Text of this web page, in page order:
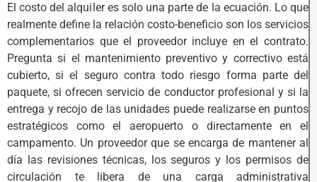
El costo del alquiler es solo una parte de la ecuación. Lo que
realmente define la relación costo-beneficio son los servicios
complementarios que el proveedor incluye en el contrato.
Pregunta si el mantenimiento preventivo y correctivo está
cubierto, si el seguro contra todo riesgo forma parte del
paquete, si ofrecen servicio de conductor profesional y si la
entrega y recojo de las unidades puede realizarse en puntos
estratégicos como el aeropuerto o directamente en el
campamento. Un proveedor que se encarga de mantener al
día las revisiones técnicas, los seguros y los permisos de
circulación te libera de una carga administrativa